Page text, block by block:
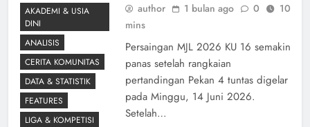
author 1 bulan ago 0
10
mins
Persaingan MJL 2026 KU 16 semakin
panas setelah rangkaian
pertandingan Pekan 4 tuntas digelar
pada Minggu, 14 Juni 2026.
Setelah…
AKADEMI & USIA
DINI
ANALISIS
CERITA KOMUNITAS
DATA & STATISTIK
FEATURES
LIGA & KOMPETISI